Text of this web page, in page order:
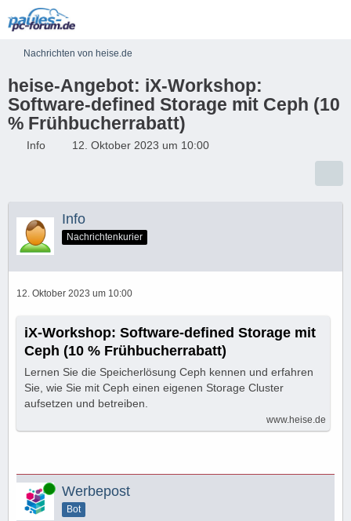
Nachrichten von heise.de
heise-Angebot: iX-Workshop:
Software-defined Storage mit Ceph (10
% Frühbucherrabatt)
Info 12. Oktober 2023 um 10:00
Info
Nachrichtenkurier
12. Oktober 2023 um 10:00
iX-Workshop: Software-defined Storage mit
Ceph (10 % Frühbucherrabatt)
Lernen Sie die Speicherlösung Ceph kennen und erfahren
Sie, wie Sie mit Ceph einen eigenen Storage Cluster
aufsetzen und betreiben.
www.heise.de
Online Werbepost
Bot